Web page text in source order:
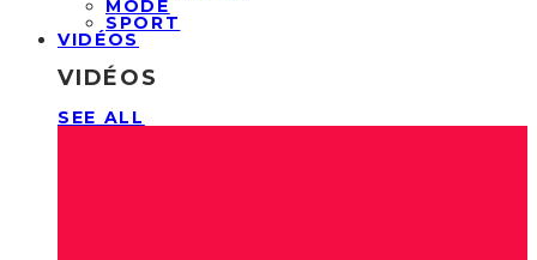
MODE
SPORT
VIDÉOS
VIDÉOS
SEE ALL